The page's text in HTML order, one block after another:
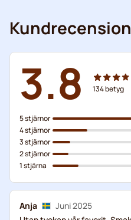
3.8 134betyg
5 stjärnor
4 stjärnor
3 stjärnor
2 stjärnor
1 stjärna
Anja
Juni 2025